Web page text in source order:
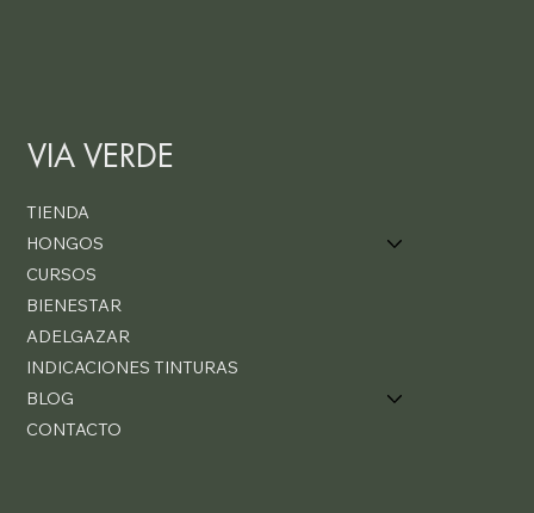
VIA VERDE
TIENDA
HONGOS
CURSOS
BIENESTAR
ADELGAZAR
INDICACIONES TINTURAS
BLOG
CONTACTO